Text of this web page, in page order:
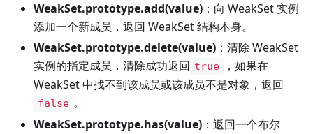
WeakSet.prototype.add(value) ：向 WeakSet 实例
添加一个新成员，返回 WeakSet 结构本身。
WeakSet.prototype.delete(value) ：清除 WeakSet
实例的指定成员，清除成功返回 true
，如果在
WeakSet 中找不到该成员或该成员不是对象，返回
false 。
WeakSet.prototype.has(value) ：返回一个布尔